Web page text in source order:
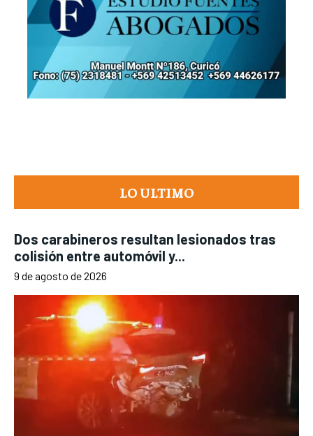
LO ULTIMO
Dos carabineros resultan lesionados tras
colisión entre automóvil y...
9 de agosto de 2026